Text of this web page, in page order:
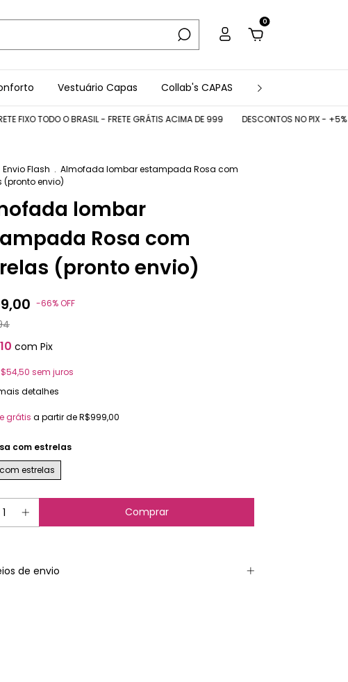
0
Vestuário Capas Collab's CAPAS Acessórios
TODO O BRASIL - FRETE GRÁTIS ACIMA DE 999 DESCONTOS NO PIX - +5% OFF
Envio Flash . Almofada lombar estampada Rosa com
(pronto envio)
lombar
Rosa com
(pronto envio)
-66%OFF
com Pix
sem juros
detalhes
grátis a partir deR$999,00
com estrelas
estrelas
de envio